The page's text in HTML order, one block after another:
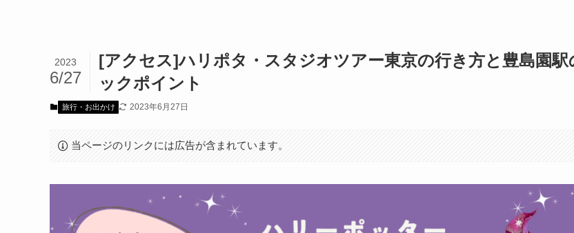
[アクセス]ハリポタ・スタジオツアー東京の行き方と豊島園駅
ックポイント
2023
6/27
旅行・お出かけ 2023年6月27日
当ページのリンクには広告が含まれています。